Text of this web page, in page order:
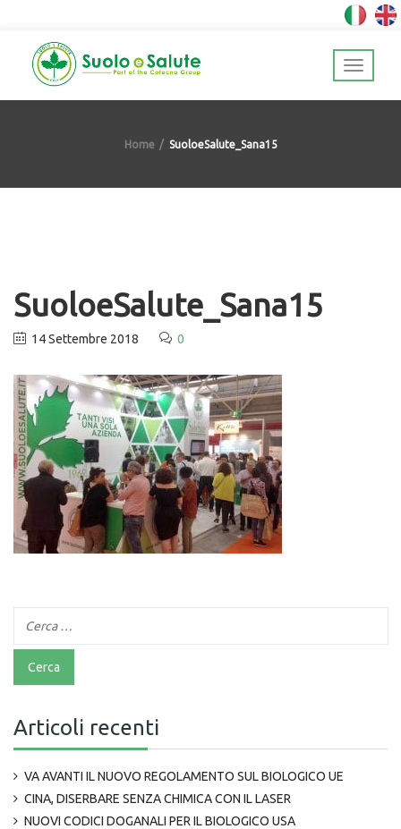
Home SuoloeSalute_Sana15
SuoloeSalute_Sana15
14 Settembre 2018 0
Articoli recenti
VA AVANTI IL NUOVO REGOLAMENTO SUL BIOLOGICO UE
CINA, DISERBARE SENZA CHIMICA CON IL LASER
NUOVI CODICI DOGANALI PER IL BIOLOGICO USA